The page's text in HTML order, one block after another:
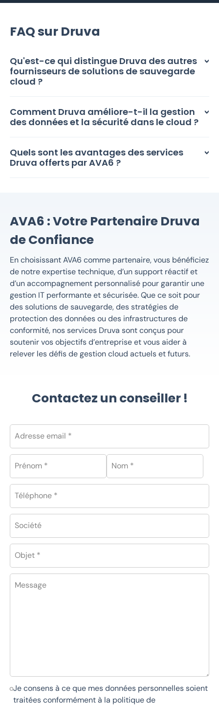
FAQ sur Druva
Qu'est-ce qui distingue Druva des autres
fournisseurs de solutions de sauvegarde
cloud ?
Comment Druva améliore-t-il la gestion
des données et la sécurité dans le cloud ?
Quels sont les avantages des services
Druva offerts par AVA6 ?
AVA6 : Votre Partenaire Druva
de Confiance
En choisissant AVA6 comme partenaire, vous bénéficiez
de notre expertise technique, d’un support réactif et
d’un accompagnement personnalisé pour garantir une
gestion IT performante et sécurisée. Que ce soit pour
des solutions de sauvegarde, des stratégies de
protection des données ou des infrastructures de
conformité, nos services Druva sont conçus pour
soutenir vos objectifs d’entreprise et vous aider à
relever les défis de gestion cloud actuels et futurs.
Contactez un conseiller !
Adresse email *
Prénom * Nom *
Téléphone *
Société
Objet *
Message
Je consens à ce que mes données personnelles soient
traitées conformément à la politique de